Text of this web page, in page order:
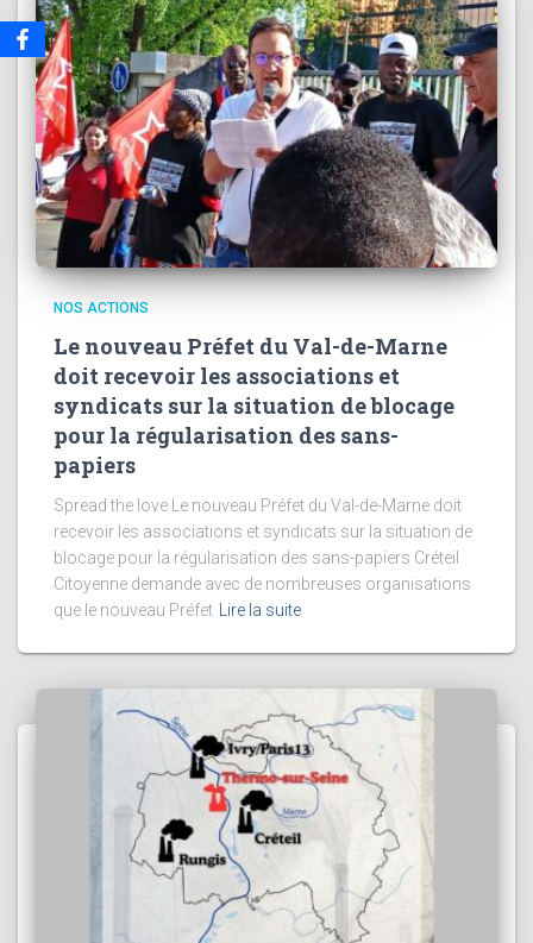
NOS ACTIONS
Le nouveau Préfet du Val-de-Marne
doit recevoir les associations et
syndicats sur la situation de blocage
pour la régularisation des sans-
papiers
Spread the love Le nouveau Préfet du Val-de-Marne doit
recevoir les associations et syndicats sur la situation de
blocage pour la régularisation des sans-papiers Créteil
Citoyenne demande avec de nombreuses organisations
que le nouveau Préfet
Lire la suite